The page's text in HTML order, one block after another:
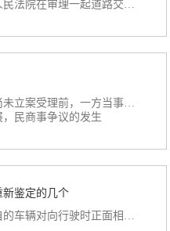
诉前鉴定是指在法院尚未立案受理前，一方当事人，或双方当时人协商后委托鉴定机构对民事案件中的专门性问题作出专业分析和鉴别的行为。
民商事争议的发生
鉴定的几个